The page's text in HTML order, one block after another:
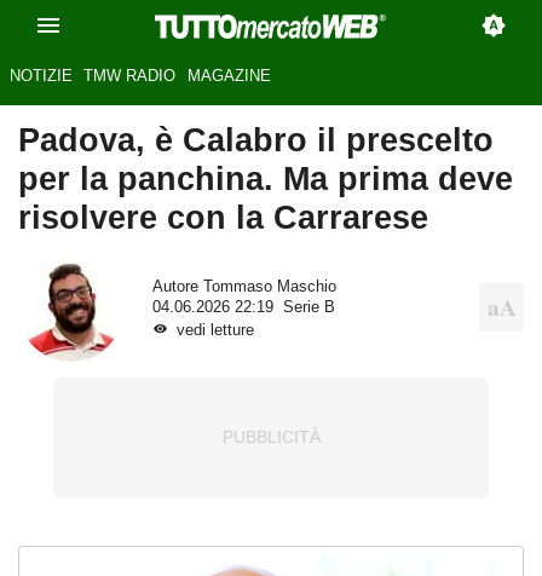
NOTIZIE TMW RADIO MAGAZINE
Padova, è Calabro il prescelto
per la panchina. Ma prima deve
risolvere con la Carrarese
Autore
Tommaso Maschio
04.06.2026 22:19
Serie B
vedi letture